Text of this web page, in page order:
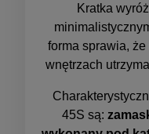
Kratka
forma sprawia,
wnętrzach
45S są: